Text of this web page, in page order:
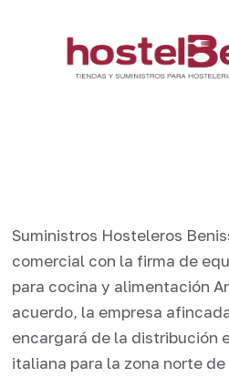
Suministros Hosteleros
comercial con la firma de
para cocina y alimentación
acuerdo, la empresa
encargará de la distribución
italiana para la zona norte